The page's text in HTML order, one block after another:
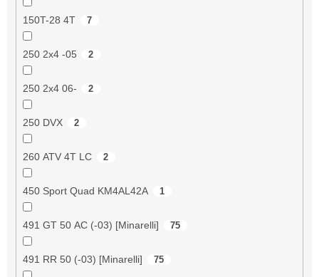
150T-28 4T 7
250 2x4 -05 2
250 2x4 06- 2
250 DVX 2
260 ATV 4T LC 2
450 Sport Quad KM4AL42A 1
491 GT 50 AC (-03) [Minarelli] 75
491 RR 50 (-03) [Minarelli] 75